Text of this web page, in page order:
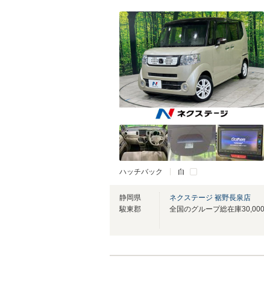
ハッチバック 白
静岡県
駿東郡
ネクステージ 裾野長泉店